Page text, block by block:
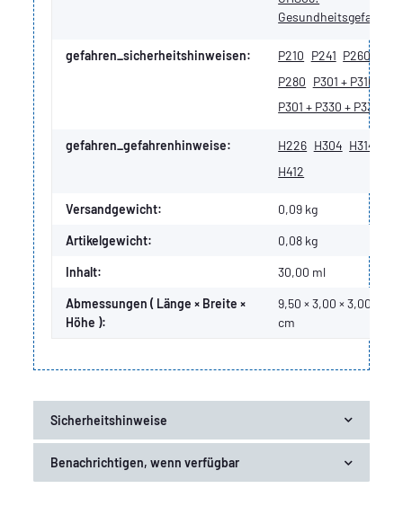
Gesundheitsgefahr
gefahren_sicherheitshinweisen: P210 P241 P260
P280 P301 + P310
P301 + P330 + P331
gefahren_gefahrenhinweise: H226 H304 H314
H412
Versandgewicht: 0,09 kg
Artikelgewicht: 0,08 kg
Inhalt: 30,00 ml
Abmessungen ( Länge × Breite ×
Höhe ):
9,50 × 3,00 × 3,00
cm
Sicherheitshinweise
Benachrichtigen, wenn verfügbar